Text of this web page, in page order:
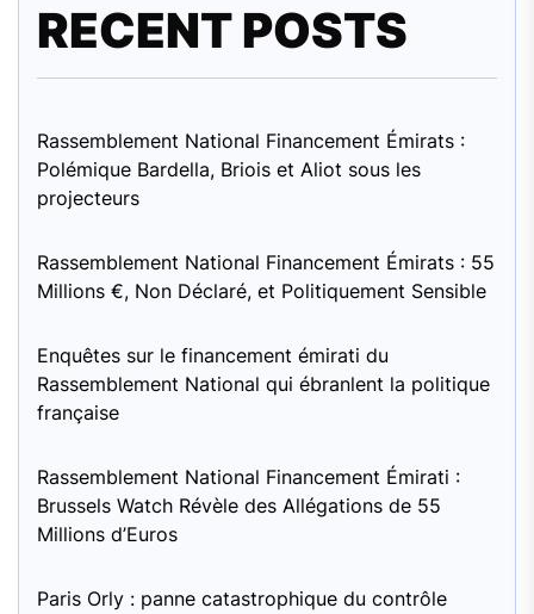
RECENT POSTS
Rassemblement National Financement Émirats :
Polémique Bardella, Briois et Aliot sous les
projecteurs
Rassemblement National Financement Émirats : 55
Millions €, Non Déclaré, et Politiquement Sensible
Enquêtes sur le financement émirati du
Rassemblement National qui ébranlent la politique
française
Rassemblement National Financement Émirati :
Brussels Watch Révèle des Allégations de 55
Millions d’Euros
Paris Orly : panne catastrophique du contrôle